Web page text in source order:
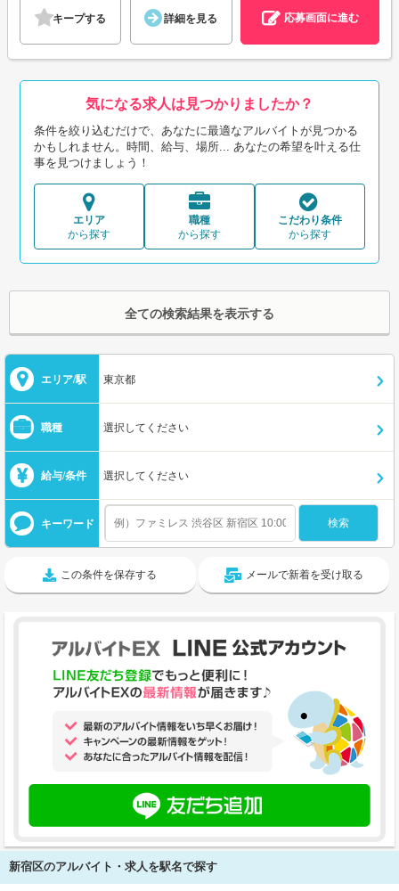
キープする 詳細を見る 応募画面に進む
気になる求人は見つかりましたか？
条件を絞り込むだけで、あなたに最適なアルバイトが見つかる
かもしれません。時間、給与、場所... あなたの希望を叶える仕
事を見つけましょう！
エリア
から探す
職種
から探す
こだわり条件
から探す
全ての検索結果を表示する
エリア/駅 東京都
職種 選択してください
給与/条件 選択してください
キーワード
この条件を保存する メールで新着を受け取る
新宿区のアルバイト・求人を駅名で探す